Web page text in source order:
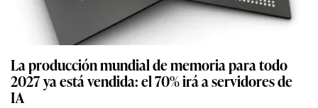
La producción mundial de memoria para todo
2027 ya está vendida: el 70% irá a servidores de
IA